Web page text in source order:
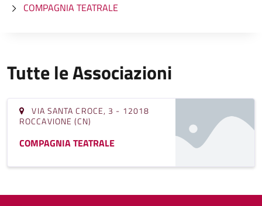
COMPAGNIA TEATRALE
Tutte le Associazioni
VIA SANTA CROCE, 3 - 12018
ROCCAVIONE (CN)
COMPAGNIA TEATRALE